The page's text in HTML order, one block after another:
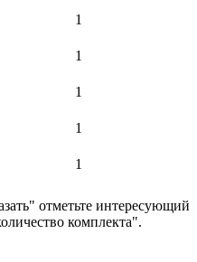
1
1
1
1
1
отметьте интересующий
комплекта".